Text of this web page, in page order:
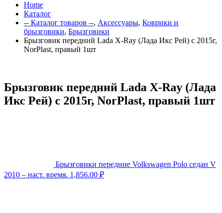
Home
Каталог
-- Каталог товаров --, Аксессуары, Коврики и
брызговики, Брызговики
Брызговик передний Lada X-Ray (Лада Икс Рей) с 2015г,
NorPlast, правый 1шт
Брызговик передний Lada X-Ray (Лада
Икс Рей) с 2015г, NorPlast, правый 1шт
Брызговики передние Volkswagen Polo седан V
2010 – наст. время. 1,856.00 ₽